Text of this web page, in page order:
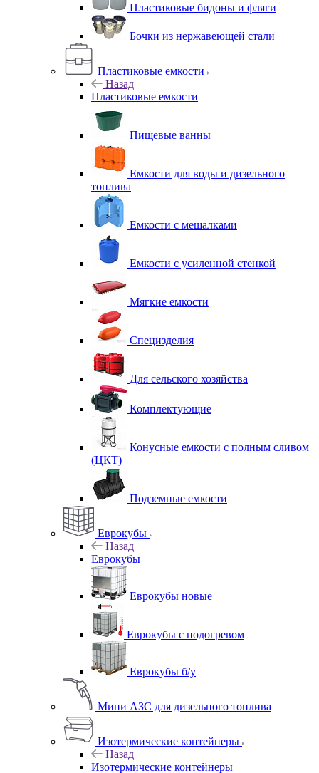
Пластиковые бидоны и фляги
Бочки из нержавеющей стали
Пластиковые емкости
Назад
Пластиковые емкости
Пищевые ванны
Емкости для воды и дизельного
топлива
Емкости с мешалками
Емкости с усиленной стенкой
Мягкие емкости
Специзделия
Для сельского хозяйства
Комплектующие
Конусные емкости с полным сливом
(ЦКТ)
Подземные емкости
Еврокубы
Назад
Еврокубы
Еврокубы новые
Еврокубы с подогревом
Еврокубы б/у
Мини АЗС для дизельного топлива
Изотермические контейнеры
Назад
Изотермические контейнеры